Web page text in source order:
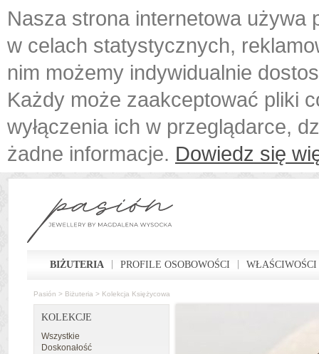
Nasza strona internetowa używa
w celach statystycznych,
nim możemy indywidualnie
Każdy może zaakceptować pliki
wyłączenia ich w przeglądarce,
żadne informacje. Dowiedz się
BIŻUTERIA PROFILE OSOBOWOŚCI
Pasión > Biżuteria > Kolekcja Księżycowa
KOLEKCJE
Wszystkie
Doskonałość